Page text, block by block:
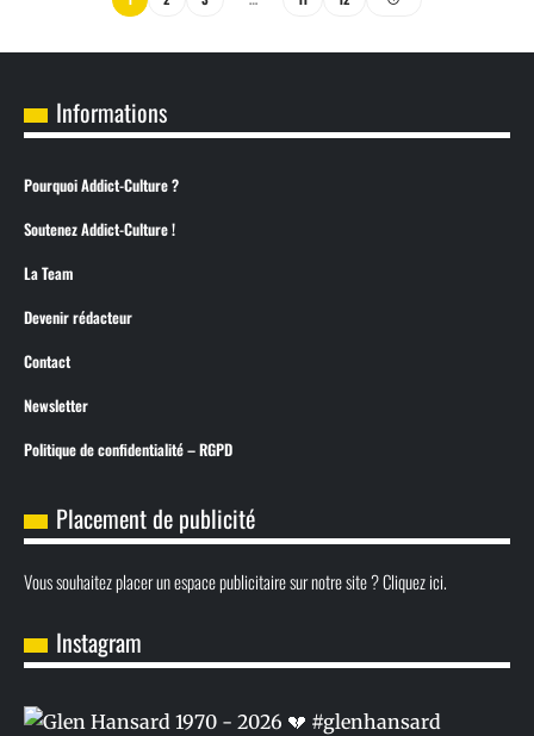
Informations
Pourquoi Addict-Culture ?
Soutenez Addict-Culture !
La Team
Devenir rédacteur
Contact
Newsletter
Politique de confidentialité – RGPD
Placement de publicité
Vous souhaitez placer un espace publicitaire sur notre site ? Cliquez ici.
Instagram